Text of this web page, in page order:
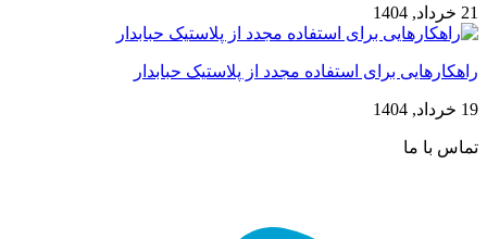
21 خرداد, 1404
راهکارهایی برای استفاده مجدد از پلاستیک حبابدار
19 خرداد, 1404
تماس با ما